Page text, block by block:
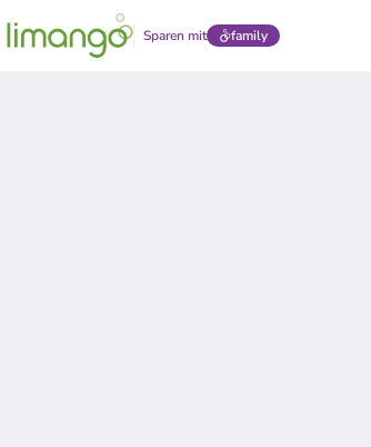
Sparen mit family